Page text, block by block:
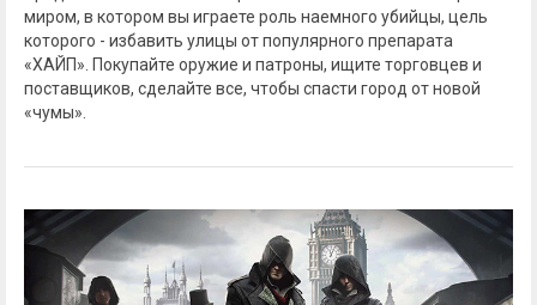
миром, в котором вы играете роль наемного убийцы, цель
которого - избавить улицы от популярного препарата
«ХАЙП». Покупайте оружие и патроны, ищите торговцев и
поставщиков, сделайте все, чтобы спасти город от новой
«чумы».